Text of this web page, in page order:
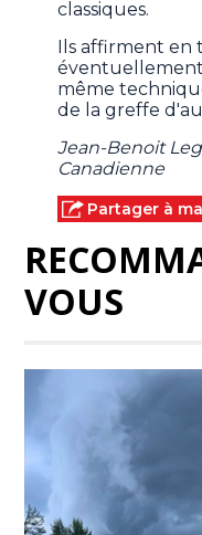
classiques.
Ils affirment en
même
de la greffe
Jean-Benoit
Canadienne
Partager à
VOUS